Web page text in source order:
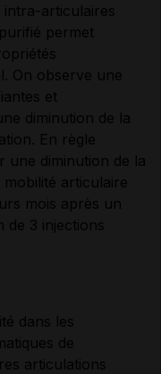
intra-articulaires
permet
On observe une
et
diminution de la
En règle
une diminution de la
articulaire
mois après un
de 3 injections
dans les
de
articulations